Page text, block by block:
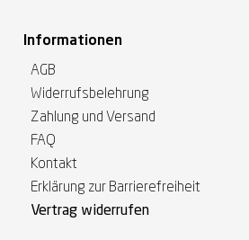
Informationen
AGB
Widerrufsbelehrung
Zahlung und Versand
FAQ
Kontakt
Erklärung zur Barrierefreiheit
Vertrag widerrufen